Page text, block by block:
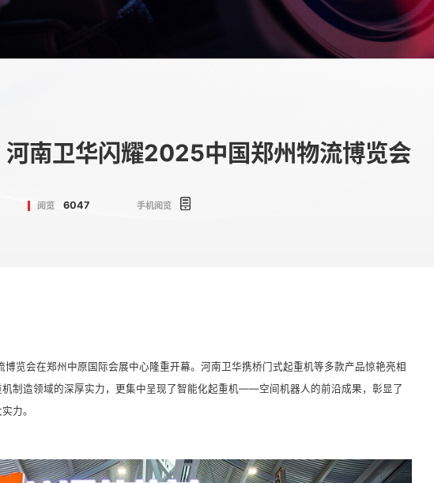
河南卫华闪耀2025中国郑州物流博览会
阅览 6047 手机阅览
览会在郑州中原国际会展中心隆重开幕。河南卫华携桥门式起重机等多款产品惊艳亮相
制造领域的深厚实力，更集中呈现了智能化起重机——空间机器人的前沿成果，彰显了
力。